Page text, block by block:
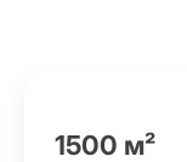
1500 м²